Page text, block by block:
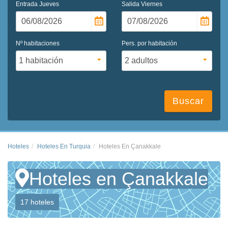
Entrada Jueves Salida Viernes
Nº habitaciones Pers. por habitación
Buscar
Hoteles Hoteles En Turquia Hoteles En Çanakkale
Hoteles en Çanakkale
17 hoteles